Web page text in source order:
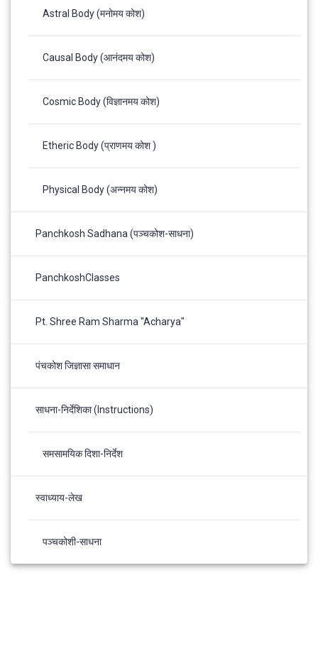
Astral Body (मनोमय कोश)
Causal Body (आनंदमय कोश)
Cosmic Body (विज्ञानमय कोश)
Etheric Body (प्राणमय कोश )
Physical Body (अन्नमय कोश)
Panchkosh Sadhana (पञ्चकोश-साधना)
PanchkoshClasses
Pt. Shree Ram Sharma "Acharya"
पंचकोश जिज्ञासा समाधान
साधना-निर्देशिका (Instructions)
समसामयिक दिशा-निर्देश
स्वाध्याय-लेख
पञ्चकोशी-साधना